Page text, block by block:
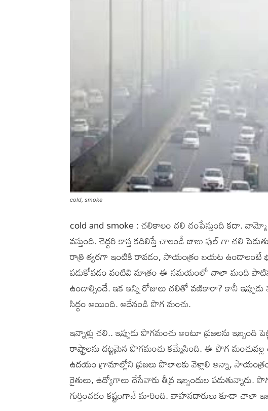
cold, smoke
cold and smoke : చలికాలం చలి చంపేస్తుంది కదా.
వస్తుంది. చెద్దరి కాస్త కదిలిస్తే చాలండీ బాబు ఫుల్ గా చలి
రాత్రి త్వరగా ఇంటికి రావడం, సాయంత్రం బయట
పడుకోవడం వంటివి మాత్రం ఈ సమయంలో చాలా మంది
ఉండాల్సిందే. ఇక ఇన్ని రోజులు చలితో వణికారా? కానీ
సిద్ధం అయింది. అదేనండి పొగ మంచు.
ఇన్నాళ్లు చలి.. ఇప్పుడు పొగమంచు అంటూ ప్రజలను ఇబ్బంది
రాష్ట్రాలను దట్టమైన పొగమంచు కమ్మేసింది. ఈ పొగ
ఉదయం గ్రామాల్లోని ప్రజలు పొలాలకు వెళ్లాలి అన్నా,
రైతులు, ఉద్యోగాలు చేసేవారు తీవ్ర ఇబ్బందుల
గుర్తించడం కష్టంగానే మారింది. వాహనదారులు కూడా చాలా